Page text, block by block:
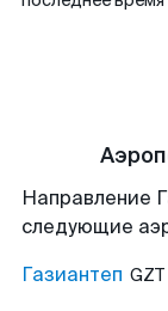
Направление
следующие
Газиантеп GZT